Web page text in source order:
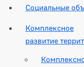
Социальные
Комплексное
развитие